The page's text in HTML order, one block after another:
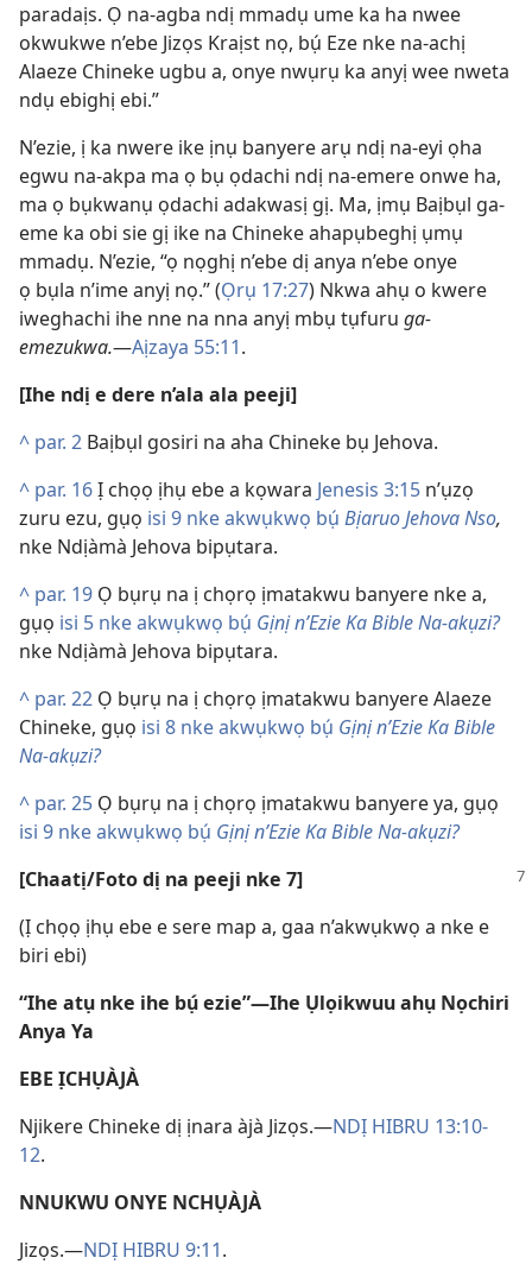
paradaịs. Ọ na-agba ndị mmadụ ume ka ha nwee
okwukwe n’ebe Jizọs Kraịst nọ, bụ́ Eze nke na-achị
Alaeze Chineke ugbu a, onye nwụrụ ka anyị wee nweta
ndụ ebighị ebi.”
N’ezie, ị ka nwere ike ịnụ banyere arụ ndị na-eyi ọha
egwu na-akpa ma ọ bụ ọdachi ndị na-emere onwe ha,
ma ọ bụkwanụ ọdachi adakwasị gị. Ma, ịmụ Baịbụl ga-
eme ka obi sie gị ike na Chineke ahapụbeghị ụmụ
mmadụ. N’ezie, “ọ nọghị n’ebe dị anya n’ebe onye
ọ bụla n’ime anyị nọ.” (Ọrụ 17:27) Nkwa ahụ o kwere
iweghachi ihe nne na nna anyị mbụ tụfuru ga-
emezukwa.—Aịzaya 55:11.
[Ihe ndị e dere n’ala ala peeji]
^ par. 2 Baịbụl gosiri na aha Chineke bụ Jehova.
^ par. 16Ị chọọ ịhụ ebe a kọwara Jenesis 3:15 n’ụzọ
zuru ezu, gụọ isi 9 nke akwụkwọ bụ́ Bịaruo Jehova Nso,
nke Ndịàmà Jehova bipụtara.
^ par. 19 Ọ bụrụ na ị chọrọ ịmatakwu banyere nke a,
gụọ isi 5 nke akwụkwọ bụ́ Gịnị n’Ezie Ka Bible Na-akụzi?
nke Ndịàmà Jehova bipụtara.
^ par. 22 Ọ bụrụ na ị chọrọ ịmatakwu banyere Alaeze
Chineke, gụọ isi 8 nke akwụkwọ bụ́ Gịnị n’Ezie Ka Bible
Na-akụzi?
^ par. 25 Ọ bụrụ na ị chọrọ ịmatakwu banyere ya, gụọ
isi 9 nke akwụkwọ bụ́ Gịnị n’Ezie Ka Bible Na-akụzi?
[Chaatị/Foto dị na peeji nke 7]
(Ị chọọ ịhụ ebe e sere map a, gaa n’akwụkwọ a nke e
biri ebi)
“Ihe atụ nke ihe bụ́ ezie”—Ihe Ụlọikwuu ahụ Nọchiri
Anya Ya
EBE ỊCHỤÀJÀ
Njikere Chineke dị ịnara àjà Jizọs.—NDỊ HIBRU 13:10-
12.
NNUKWU ONYE NCHỤÀJÀ
Jizọs.—NDỊ HIBRU 9:11.